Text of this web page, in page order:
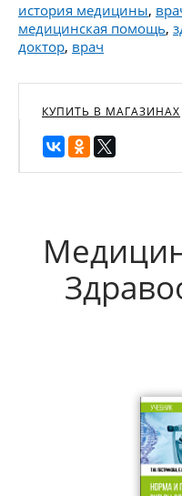
история медицины,
медицинская помощь,
доктор, врач
КУПИТЬ В МАГАЗИНАХ